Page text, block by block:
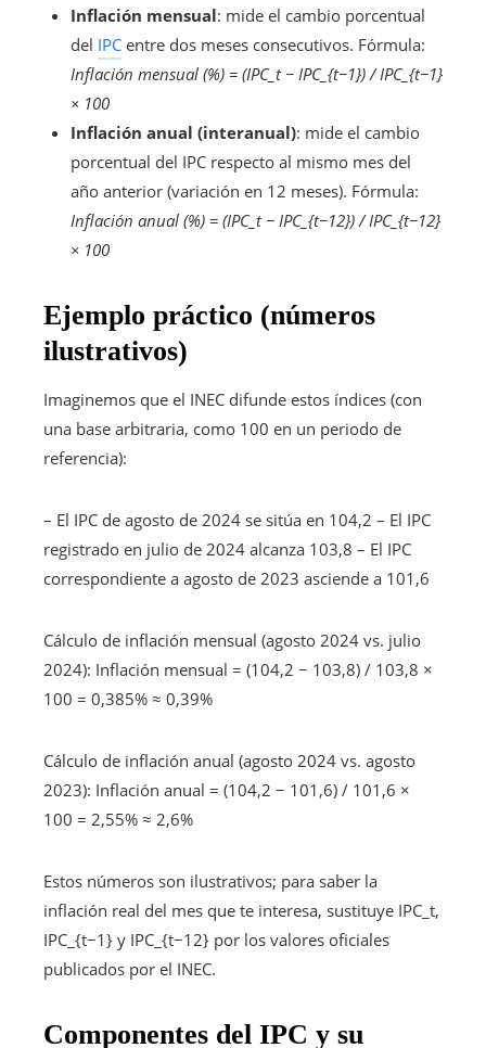
Inflación mensual: mide el cambio porcentual
del IPC entre dos meses consecutivos. Fórmula:
Inflación mensual (%) = (IPC_t − IPC_{t−1}) / IPC_{t−1}
× 100
Inflación anual (interanual): mide el cambio
porcentual del IPC respecto al mismo mes del
año anterior (variación en 12 meses). Fórmula:
Inflación anual (%) = (IPC_t − IPC_{t−12}) / IPC_{t−12}
× 100
Ejemplo práctico (números
ilustrativos)
Imaginemos que el INEC difunde estos índices (con
una base arbitraria, como 100 en un periodo de
referencia):
– El IPC de agosto de 2024 se sitúa en 104,2 – El IPC
registrado en julio de 2024 alcanza 103,8 – El IPC
correspondiente a agosto de 2023 asciende a 101,6
Cálculo de inflación mensual (agosto 2024 vs. julio
2024): Inflación mensual = (104,2 − 103,8) / 103,8 ×
100 = 0,385% ≈ 0,39%
Cálculo de inflación anual (agosto 2024 vs. agosto
2023): Inflación anual = (104,2 − 101,6) / 101,6 ×
100 = 2,55% ≈ 2,6%
Estos números son ilustrativos; para saber la
inflación real del mes que te interesa, sustituye IPC_t,
IPC_{t−1} y IPC_{t−12} por los valores oficiales
publicados por el INEC.
Componentes del IPC y su